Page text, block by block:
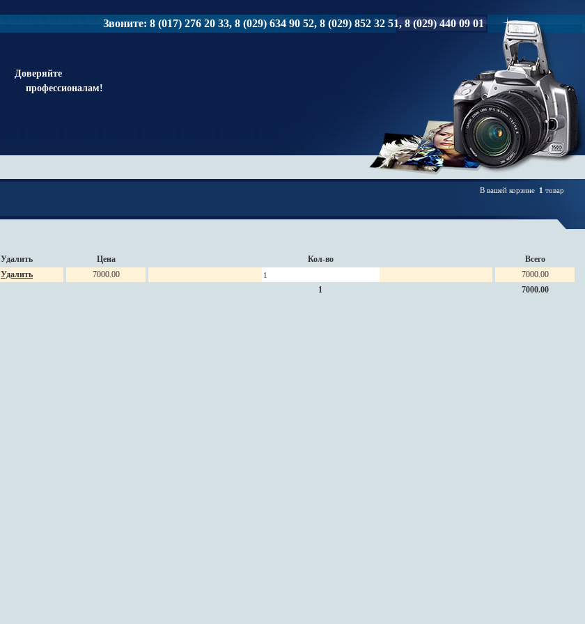
Звоните: 8 (017) 276 20 33, 8 (029) 634 90 52, 8 (029) 852 32 51, 8 (029) 440 09 01
Доверяйте
профессионалам!
В вашей корзине 1 товар
Удалить Цена Кол-во
Всего
Удалить 7000.00
7000.00
1 7000.00